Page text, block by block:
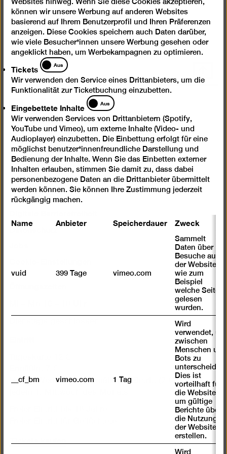
oben
InstagramFacebookYouTube Spotify
Presse
Newsletter
Fragen & Antworten
Kontakt
Impressum
Datenschutz
Happy Wednesday: Ermäßigter Eintritt (7 €) für alle an
Tickets kaufen
können wir unsere Werbung auf anderen Websites
basierend auf Ihrem Benutzerprofil und Ihren Präferenzen
anzeigen. Diese Cookies speichern auch Daten darüber,
wie viele Besucher*innen unsere Werbung gesehen oder
angeklickt haben, um Werbekampagnen zu optimieren.
Tickets
Tickets
Aus
Wir verwenden den Service eines Drittanbieters, um die
Funktionalität zur Ticketbuchung einzubetten.
Eingebettete Inhalte
Eingebettete
Inhalte
Aus
Wir verwenden Services von Drittanbietern (Spotify,
YouTube und Vimeo), um externe Inhalte (Video- und
Audioplayer) einzubetten. Die Einbettung erfolgt für eine
möglichst benutzer*innenfreundliche Darstellung und
Bedienung der Inhalte. Wenn Sie das Einbetten externer
Inhalten erlauben, stimmen Sie damit zu, dass dabei
personenbezogene Daten an die Drittanbieter übermittelt
werden können. Sie können Ihre Zustimmung jederzeit
rückgängig machen.
Name Anbieter Speicherdauer Zweck
vuid 399 Tage vimeo.com
Sammelt
Daten über
Besuche auf
der Website,
wie zum
Beispiel
welche Seiten
gelesen
wurden.
__cf_bm vimeo.com 1 Tag
Wird
verwendet, um
zwischen
Menschen und
Bots zu
unterscheiden.
Dies ist
vorteilhaft für
die Website,
um gültige
Berichte über
die Nutzung
der Website zu
erstellen.
Wird